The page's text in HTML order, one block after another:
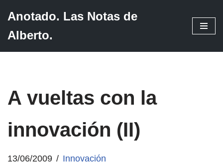
Saltar
Anotado. Las Notas de
Alberto.
A vueltas con la
innovación (II)
13/06/2009 Innovación